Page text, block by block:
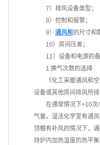
7）排风设备类型；
8）控制和报警；
9） 通风柜的尺寸和
10）房间压差；
11）设备和电源的备
1.换气次数的选择
《化工采暖通风和
设备或其他房间排风所
在通常情况下>10次
气量。湿法化学室有通
顶棚有补风的情况下，
持炉内加热温度的热平